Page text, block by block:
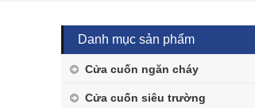
Danh mục sản phẩm
Cửa cuốn ngăn cháy
Cửa cuốn siêu trường